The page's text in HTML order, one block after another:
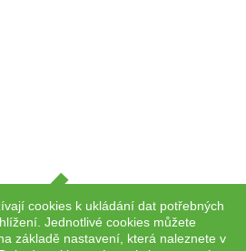
cookies k ukládání dat potřebných
Jednotlivé cookies můžete
základě nastavení, která naleznete v
SLUŽBY, s.r.o. Všechna práva